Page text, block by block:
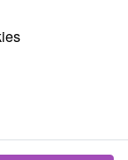
vrchy,
atrakcję